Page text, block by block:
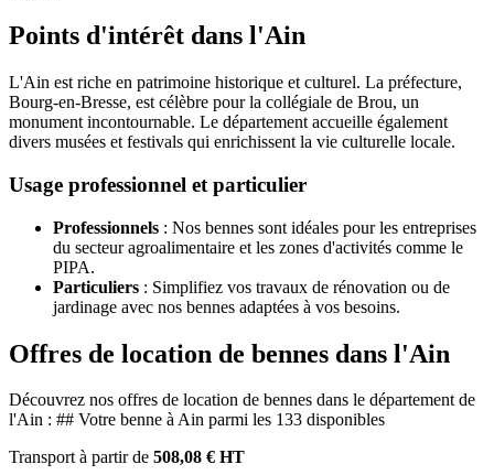
Points d'intérêt dans l'Ain
L'Ain est riche en patrimoine historique et culturel. La préfecture,
Bourg-en-Bresse, est célèbre pour la collégiale de Brou, un
monument incontournable. Le département accueille également
divers musées et festivals qui enrichissent la vie culturelle locale.
Usage professionnel et particulier
Professionnels : Nos bennes sont idéales pour les entreprises
du secteur agroalimentaire et les zones d'activités comme le
PIPA.
Particuliers : Simplifiez vos travaux de rénovation ou de
jardinage avec nos bennes adaptées à vos besoins.
Offres de location de bennes dans l'Ain
Découvrez nos offres de location de bennes dans le département de
l'Ain : ## Votre benne à Ain parmi les 133 disponibles
Transport à partir de 508,08 € HT